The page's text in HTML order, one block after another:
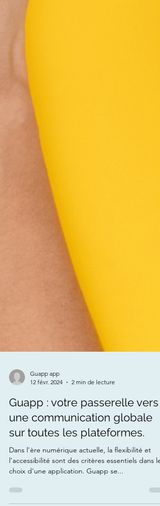
Guapp : votre passerelle vers
une communication globale
sur toutes les plateformes.
Dans l'ère numérique actuelle, la flexibilité et
l'accessibilité sont des critères essentiels dans le
choix d'une application. Guapp se...